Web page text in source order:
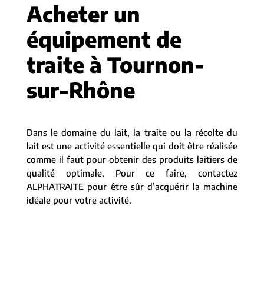
Acheter un
équipement de
traite à Tournon-
sur-Rhône
Dans le domaine du lait, la traite ou la récolte du
lait est une activité essentielle qui doit être réalisée
comme il faut pour obtenir des produits laitiers de
qualité optimale. Pour ce faire, contactez
ALPHATRAITE pour être sûr d’acquérir la machine
idéale pour votre activité.